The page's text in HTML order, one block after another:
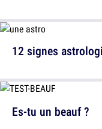
12 signes
Es-tu un beauf ?